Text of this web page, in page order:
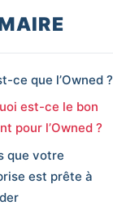
ce que l’Owned ?
est-ce le bon
pour l’Owned ?
que votre
est prête à